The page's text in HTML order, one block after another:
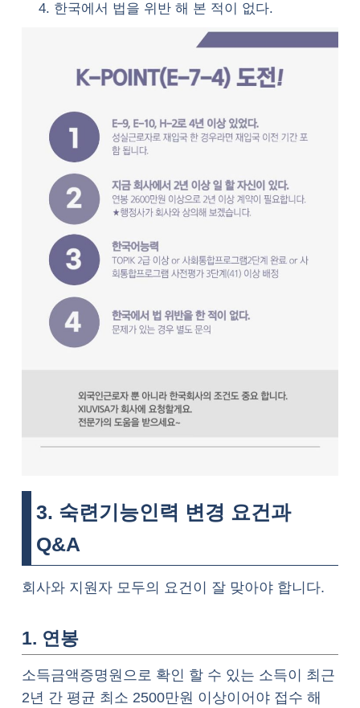
한국에서 법을 위반 해 본 적이 없다.
3. 숙련기능인력 변경 요건과
Q&A
회사와 지원자 모두의 요건이 잘 맞아야 합니다.
1. 연봉
소득금액증명원으로 확인 할 수 있는 소득이 최근
2년 간 평균 최소 2500만원 이상이어야 접수 해